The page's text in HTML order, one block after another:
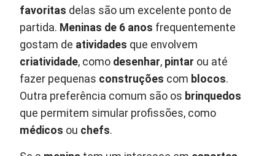
favoritas delas são um excelente ponto de
partida. Meninas de 6 anos frequentemente
gostam de atividades que envolvem
criatividade, como desenhar, pintar ou até
fazer pequenas construções com blocos.
Outra preferência comum são os brinquedos
que permitem simular profissões, como
médicos ou chefs.